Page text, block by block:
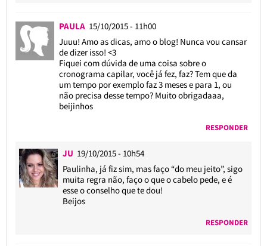
PAULA 15/10/2015 - 11h00
Juuu! Amo as dicas, amo o blog! Nunca vou cansar
de dizer isso! <3
Fiquei com dúvida de uma coisa sobre o
cronograma capilar, você já fez, faz? Tem que da
um tempo por exemplo faz 3 meses e para 1, ou
não precisa desse tempo? Muito obrigadaaa,
beijinhos
RESPONDER
JU 19/10/2015 - 10h54
Paulinha, já fiz sim, mas faço “do meu jeito”, sigo
muita regra não, faço o que o cabelo pede, e é
esse o conselho que te dou!
Beijos
RESPONDER